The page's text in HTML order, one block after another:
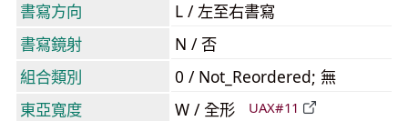
書寫方向
L / 左至右書寫
書寫鏡射
N / 否
組合類別
0 / Not_Reordered; 無
東亞寬度
W / 全形 UAX#11